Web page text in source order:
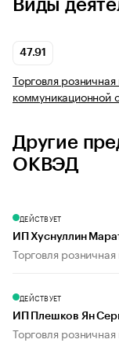
Виды
47.91
Торговля
коммуникационной
Другие
ОКВЭД
ДЕЙСТВУЕТ
ИП Хуснуллин
Торговля
ДЕЙСТВУЕТ
ИП Плешков Ян
Торговля